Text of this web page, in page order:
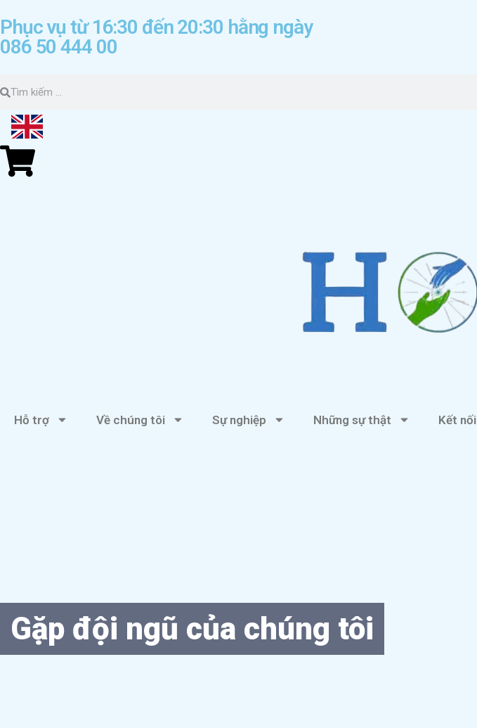
Phục vụ từ 16:30 đến 20:30 hằng ngày
086 50 444 00
Hỗ trợ Về chúng tôi Sự nghiệp Những sự thật Kết nối
Gặp đội ngũ của chúng tôi